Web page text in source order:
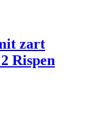
zart
Rispen